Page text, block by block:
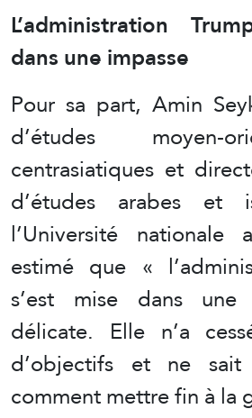
L’administration
dans une impasse
Pour sa part, Amin
d’études moyen-
centrasiatiques et
d’études arabes et
l’Université nationale
estimé que «
s’est mise dans
délicate. Elle n’a
d’objectifs et ne
comment mettre fin à la